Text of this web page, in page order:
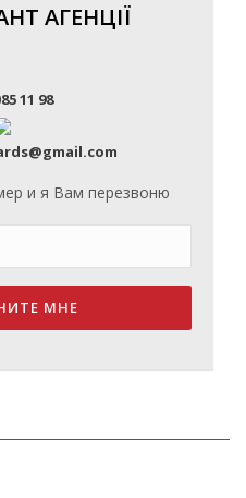
АГЕНЦІЇ
11 98
и я Вам перезвоню
МНЕ